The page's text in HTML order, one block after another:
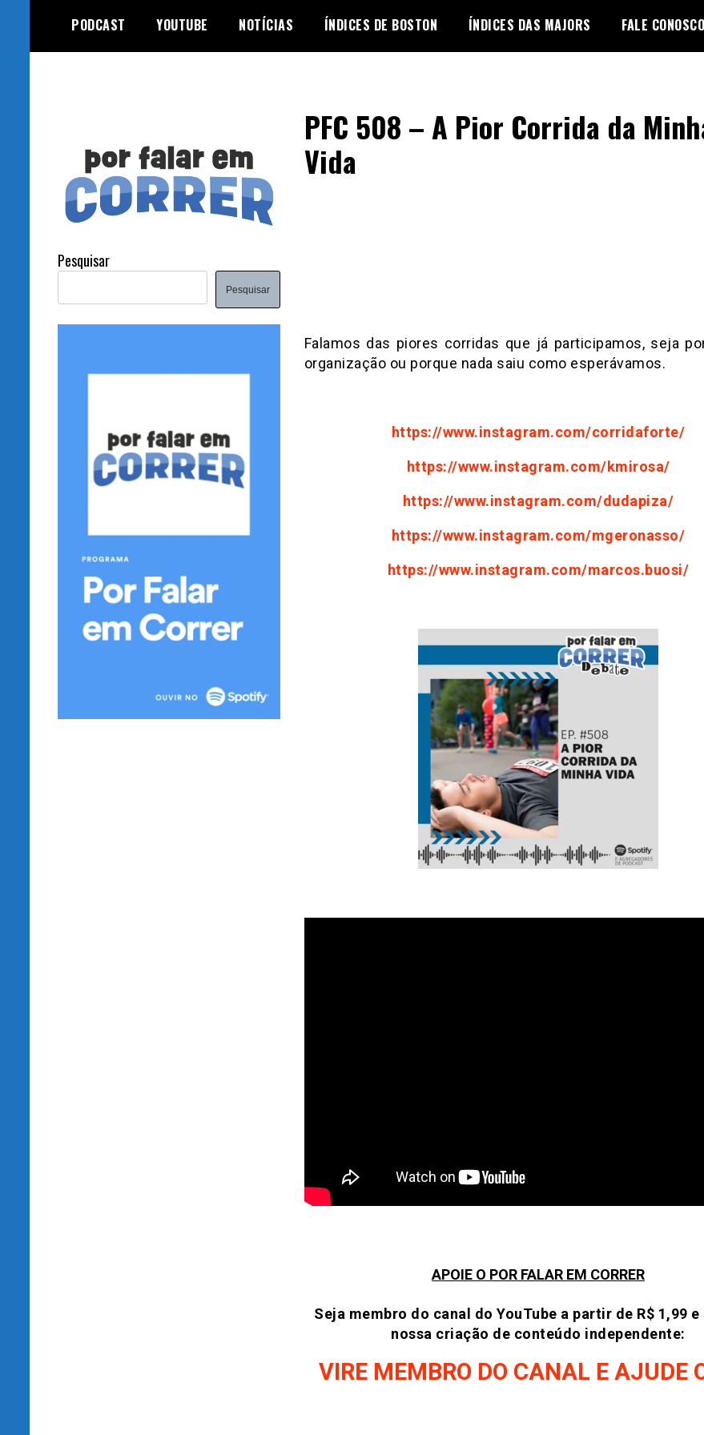
content
PODCAST YOUTUBE NOTÍCIAS ÍNDICES DE BOSTON ÍNDICES DAS MAJORS FALE CONOSCO
PFC 508 – A Pior Corrida da
Vida
Falamos das piores corridas que já participamos, seja
organização ou porque nada saiu como esperávamos.
https://www.instagram.com/corridaforte/
https://www.instagram.com/kmirosa/
https://www.instagram.com/dudapiza/
https://www.instagram.com/mgeronasso/
https://www.instagram.com/marcos.buosi/
APOIE O POR FALAR EM CORRER
Seja membro do canal do YouTube a partir de R$ 1,99 e
nossa criação de conteúdo independente:
VIRE MEMBRO DO CANAL E AJUDE
Pesquisar
Pesquisar